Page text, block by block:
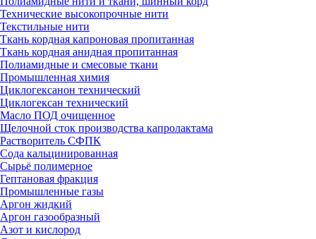
Технические высокопрочные нити
Текстильные нити
Ткань кордная капроновая пропитанная
Ткань кордная анидная пропитанная
Полиамидные и смесовые ткани
Промышленная химия
Циклогексанон технический
Циклогексан технический
Масло ПОД очищенное
Щелочной сток производства капролактама
Растворитель СФПК
Сода кальцинированная
Сырьё полимерное
Гептановая фракция
Промышленные газы
Аргон жидкий
Аргон газообразный
Азот и кислород